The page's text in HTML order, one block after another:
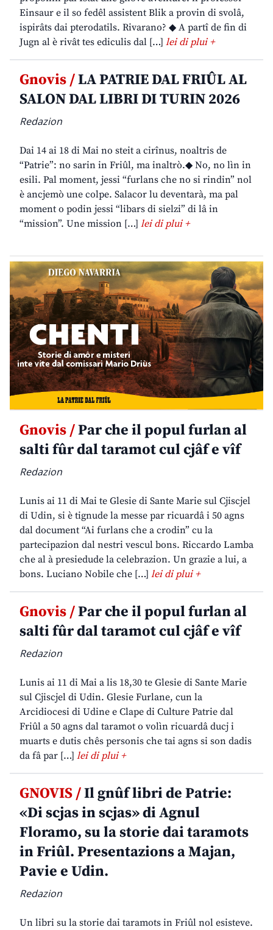
Einsaur e il so fedêl assistent Blik a provin di svolâ,
ispirâts dai pterodatils. Rivarano? ◆ A partî de fin di
Jugn al è rivât tes ediculis dal […] lei di plui +
Gnovis /LA PATRIE DAL FRIÛL AL
SALON DAL LIBRI DI TURIN 2026
Redazion
Dai 14 ai 18 di Mai no steit a cirînus, noaltris de
“Patrie”: no sarin in Friûl, ma inaltrò.◆ No, no lìn in
esili. Pal moment, jessi “furlans che no si rindin” nol
è ancjemò une colpe. Salacor lu deventarà, ma pal
moment o podin jessi “libars di sielzi” di lâ in
“mission”. Une mission […] lei di plui +
Gnovis /Par che il popul furlan al
salti fûr dal taramot cul cjâf e vîf
Redazion
Lunis ai 11 di Mai te Glesie di Sante Marie sul Cjiscjel
di Udin, si è tignude la messe par ricuardâ i 50 agns
dal document “Ai furlans che a crodin” cu la
partecipazion dal nestri vescul bons. Riccardo Lamba
che al à presiedude la celebrazion. Un grazie a lui, a
bons. Luciano Nobile che […] lei di plui +
Gnovis /Par che il popul furlan al
salti fûr dal taramot cul cjâf e vîf
Redazion
Lunis ai 11 di Mai a lis 18,30 te Glesie di Sante Marie
sul Cjiscjel di Udin. Glesie Furlane, cun la
Arcidiocesi di Udine e Clape di Culture Patrie dal
Friûl a 50 agns dal taramot o volìn ricuardâ ducj i
muarts e dutis chês personis che tai agns si son dadis
da fâ par […] lei di plui +
GNOVIS /Il gnûf libri de Patrie:
«Di scjas in scjas» di Agnul
Floramo, su la storie dai taramots
in Friûl. Presentazions a Majan,
Pavie e Udin.
Redazion
Un libri su la storie dai taramots in Friûl nol esisteve.